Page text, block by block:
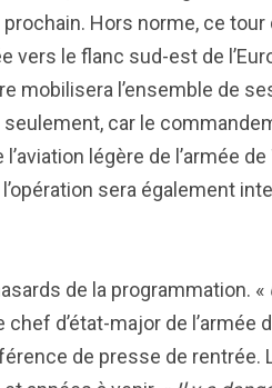
Hors norme, ce
vers le flanc sud-est de
mobilisera l’ensemble de
car le
légère de l’armée
sera également
de la programmation. «
chef d’état-major de l’armée
de presse de rentrée.